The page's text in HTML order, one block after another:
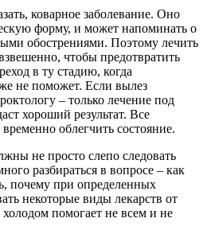
коварное заболевание. Оно
форму, и может напоминать о
обострениями. Поэтому лечить
чтобы предотвратить
в ту стадию, когда
не поможет. Если вылез
– только лечение под
хороший результат. Все
облегчить состояние.
не просто слепо следовать
разбираться в вопросе – как
почему при определенных
некоторые виды лекарств от
помогает не всем и не